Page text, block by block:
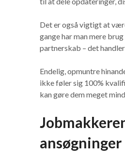
Det er også vigtigt at
gange har man mere
partnerskab – det
Endelig, opmuntre
ikke føler sig 100%
kan gøre dem meget
ansøgninger